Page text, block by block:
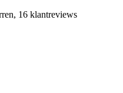
16 klantreviews